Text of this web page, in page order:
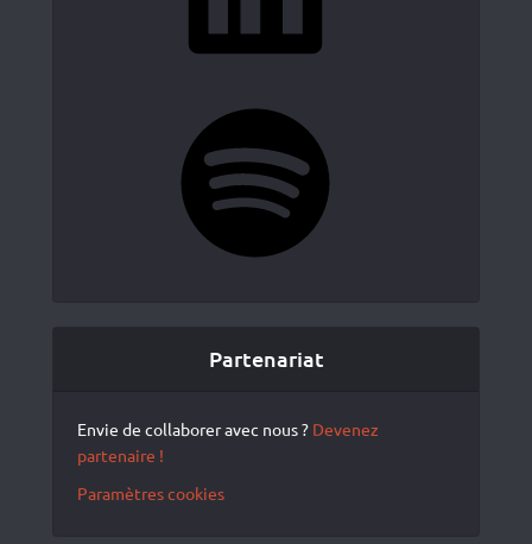
Partenariat
Envie de collaborer avec nous ? Devenez
partenaire !
Paramètres cookies